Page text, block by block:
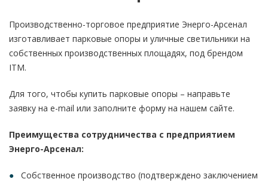
Производственно-торговое предприятие Энерго-Арсенал
изготавливает парковые опоры и уличные светильники на
собственных производственных площадях, под брендом
ITM.
Для того, чтобы купить парковые опоры – направьте
заявку на e-mail или заполните форму на нашем сайте.
Преимущества сотрудничества с предприятием
Энерго-Арсенал:
Собственное производство (подтверждено заключением